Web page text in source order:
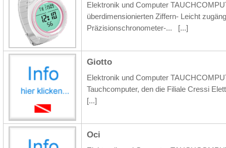
Elektronik und Computer
überdimensionierten Ziffern- Leicht
Präzisionschronometer-... [...]
Giotto
Elektronik und Computer
Tauchcomputer, den die Filiale Cressi
[...]
Oci